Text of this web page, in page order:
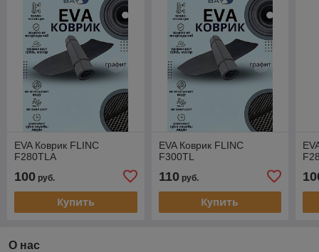
EVA Коврик FLINC
F280TLA
100 руб.
Купить
EVA Коврик FLINC
F300TL
110руб.
Купить
О нас